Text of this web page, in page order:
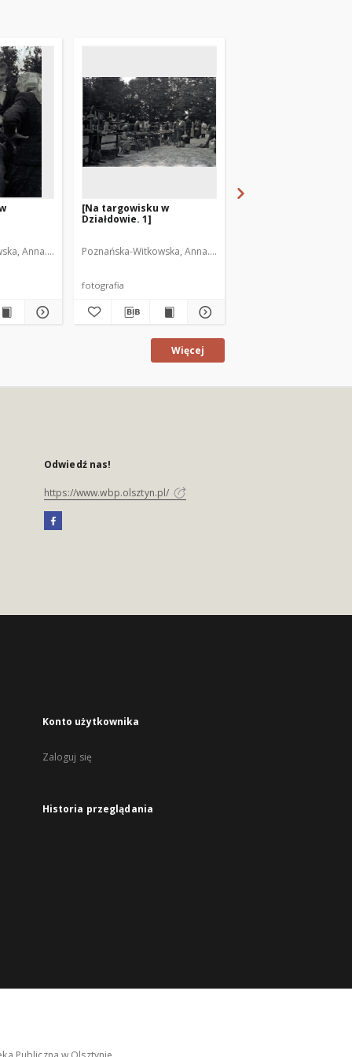
Anna. Fot.
[Na targowisku w
Działdowie. 1]
Poznańska-Witkowska, Anna. Fot.
fotografia
Więcej
Odwiedź nas!
https://www.wbp.olsztyn.pl/
Konto użytkownika
Zaloguj się
Historia przeglądania